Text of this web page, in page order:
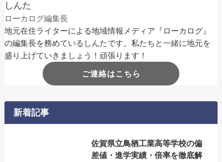
しんた
ローカログ編集長
地元在住ライターによる地域情報メディア『ローカログ』
の編集長を務めているしんたです。私たちと一緒に地元を
盛り上げていきましょう！頑張ります！
ご連絡はこちら
新着記事
佐賀県立鳥栖工業高等学校の偏
差値・進学実績・倍率を徹底解